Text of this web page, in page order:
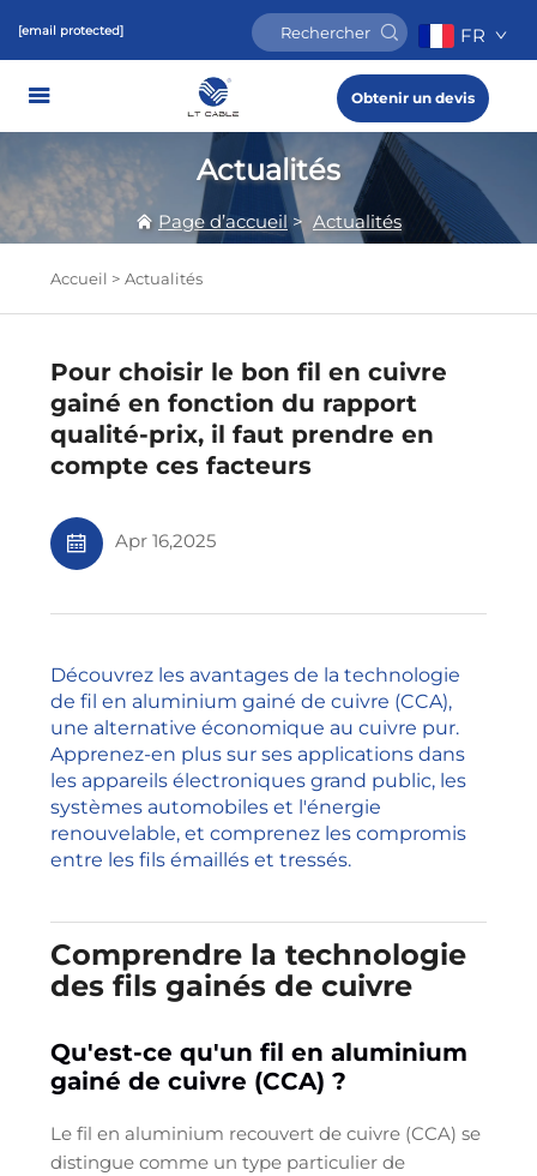
[email protected] FR
Obtenir un devis
Actualités
Page d’accueil > Actualités
Accueil > Actualités
Pour choisir le bon fil en cuivre
gainé en fonction du rapport
qualité-prix, il faut prendre en
compte ces facteurs
Apr 16,2025
Découvrez les avantages de la technologie
de fil en aluminium gainé de cuivre (CCA),
une alternative économique au cuivre pur.
Apprenez-en plus sur ses applications dans
les appareils électroniques grand public, les
systèmes automobiles et l'énergie
renouvelable, et comprenez les compromis
entre les fils émaillés et tressés.
Comprendre la technologie
des fils gainés de cuivre
Qu'est-ce qu'un fil en aluminium
gainé de cuivre (CCA) ?
Le fil en aluminium recouvert de cuivre (CCA) se
distingue comme un type particulier de